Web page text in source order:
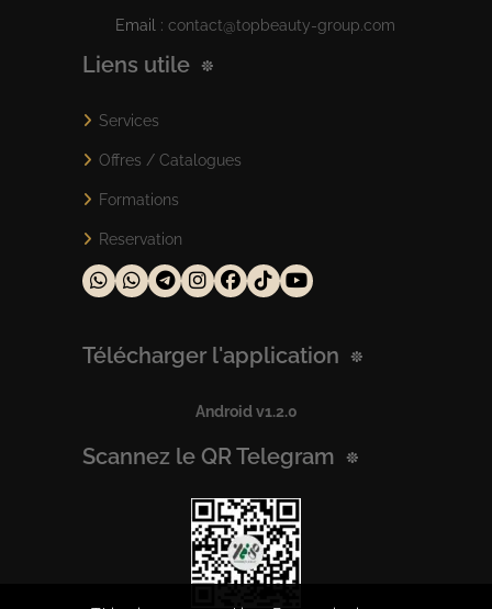
Email : contact@topbeauty-group.com
Liens utile
Services
Offres / Catalogues
Formations
Reservation
Télécharger l'application
Android v1.2.0
Scannez le QR Telegram